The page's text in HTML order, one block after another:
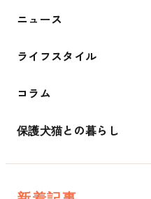
ニュース
ライフスタイル
コラム
保護犬猫との暮らし